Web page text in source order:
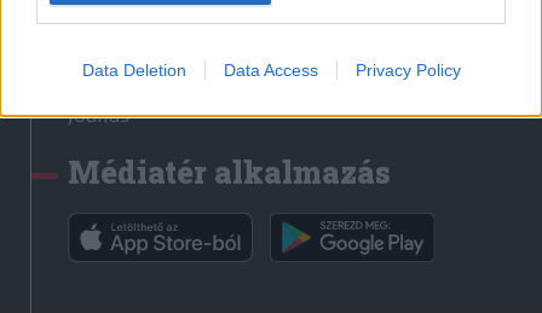
Data Deletion Data Access Privacy Policy
Főtér
Rádió GaGa
Jóállás
Médiatér alkalmazás